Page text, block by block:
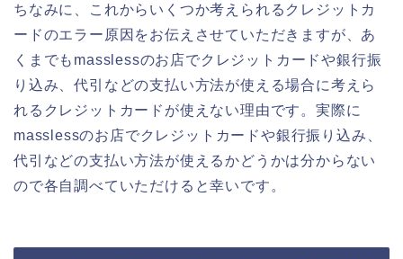
ちなみに、これからいくつか考えられるクレジットカ
ードのエラー原因をお伝えさせていただきますが、あ
くまでもmasslessのお店でクレジットカードや銀行振
り込み、代引などの支払い方法が使える場合に考えら
れるクレジットカードが使えない理由です。実際に
masslessのお店でクレジットカードや銀行振り込み、
代引などの支払い方法が使えるかどうかは分からない
ので各自調べていただけると幸いです。